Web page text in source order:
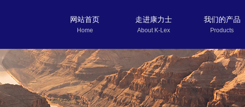
网站首页 走进康力士 我们的产品
Home About K-Lex Products